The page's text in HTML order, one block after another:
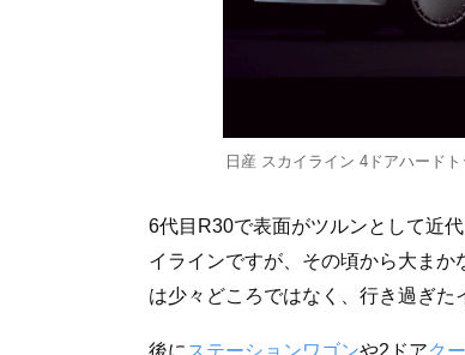
日産 スカイライン 4ドアハード
6代目R30で表面がツルンとして近
イラインですが、その頃から大ま
は少々どころではなく、行き過ぎた
後に ステーションワゴンや2ドアク